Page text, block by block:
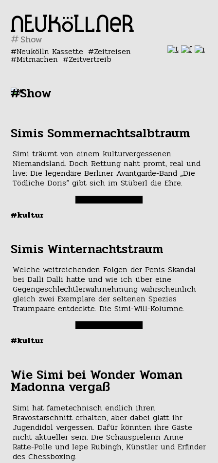
#
Neukölln Kassette Zeitreisen
Mitmachen Zeitvertreib
#Show
Simis Sommernachtsalbtraum
Simi träumt von einem kulturvergessenen
Niemandsland. Doch Rettung naht promt, real und
live: Die legendäre Berliner Avantgarde-Band „Die
Tödliche Doris“ gibt sich im Stüberl die Ehre.
#kultur
Simis Winternachtstraum
Welche weitreichenden Folgen der Penis-Skandal
bei Dalli Dalli hatte und wie ich über eine
Gegengeschlechtlerwahrnehmung wahrscheinlich
gleich zwei Exemplare der seltenen Spezies
Traumpaare entdeckte. Die Simi-Will-Kolumne.
#kultur
Wie Simi bei Wonder Woman
Madonna vergaß
Simi hat fametechnisch endlich ihren
Bravostarschnitt erhalten, aber dabei glatt ihr
Jugendidol vergessen. Dafür könnten ihre Gäste
nicht aktueller sein: Die Schauspielerin Anne
Ratte-Polle und Iepe Rubingh, Künstler und Erfinder
des Chessboxing.